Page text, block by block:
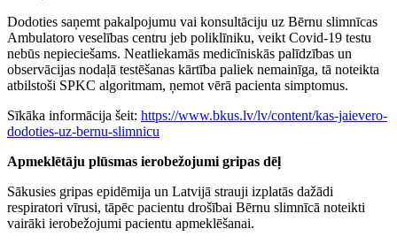
Dodoties saņemt pakalpojumu vai konsultāciju uz Bērnu slimnīcas
Ambulatoro veselības centru jeb poliklīniku, veikt Covid-19 testu
nebūs nepieciešams. Neatliekamās medicīniskās palīdzības un
observācijas nodaļā testēšanas kārtība paliek nemainīga, tā noteikta
atbilstoši SPKC algoritmam, ņemot vērā pacienta simptomus.
Sīkāka informācija šeit: https://www.bkus.lv/lv/content/kas-jaievero-
dodoties-uz-bernu-slimnicu
Apmeklētāju plūsmas ierobežojumi gripas dēļ
Sākusies gripas epidēmija un Latvijā strauji izplatās dažādi
respiratori vīrusi, tāpēc pacientu drošībai Bērnu slimnīcā noteikti
vairāki ierobežojumi pacientu apmeklēšanai.